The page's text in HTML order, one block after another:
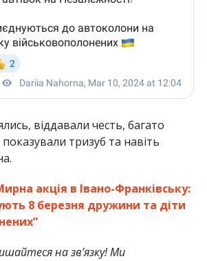
віддавали честь, багато
тризуб та навіть
акція в Івано-Франківську:
8 березня дружини та діти
на зв’язку! Ми